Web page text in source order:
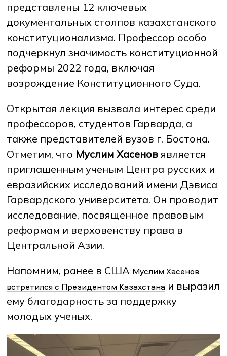
представлены 12 ключевых
документальных столпов казахстанского
конституционализма. Профессор особо
подчеркнул значимость конституционной
реформы 2022 года, включая
возрождение Конституционного Суда.
Открытая лекция вызвала интерес среди
профессоров, студентов Гарварда, а
также представителей вузов г. Бостона.
Отметим, что Муслим Хасенов является
приглашенным ученым Центра русских и
евразийских исследований имени Дэвиса
Гарвардского университета. Он проводит
исследование, посвященное правовым
реформам и верховенству права в
Центральной Азии.
Напомним, ранее в США Муслим Хасенов
встретился с Президентом Казахстана и выразил
ему благодарность за поддержку
молодых ученых.